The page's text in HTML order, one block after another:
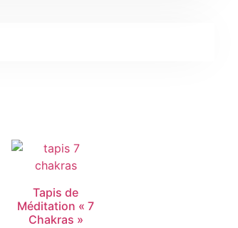
Tapis de
Méditation « 7
Chakras »